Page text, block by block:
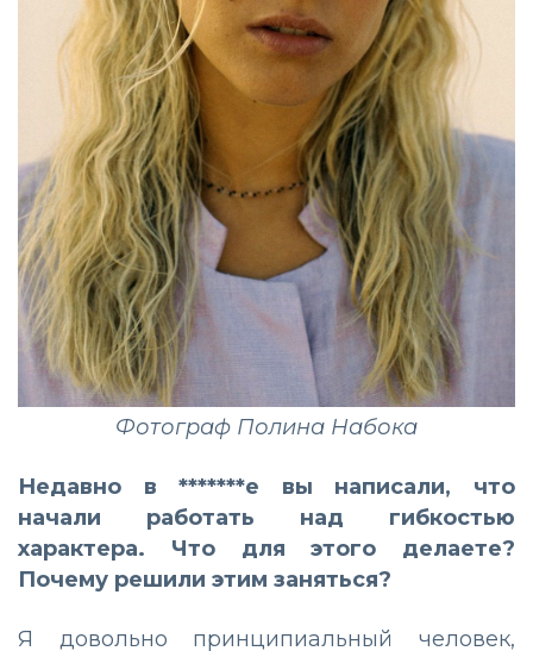
Фотограф Полина Набока
Недавно в *******е вы написали, что
начали работать над гибкостью
характера. Что для этого делаете?
Почему решили этим заняться?
Я довольно принципиальный человек,